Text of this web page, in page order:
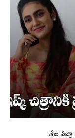
తేజ సజ్జా